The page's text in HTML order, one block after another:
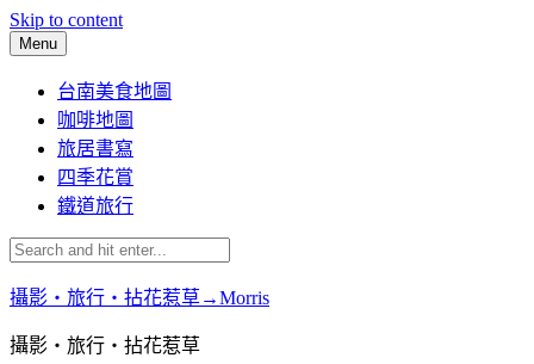
Skip to content
Menu
台南美食地圖
咖啡地圖
旅居書寫
四季花賞
鐵道旅行
攝影‧旅行‧拈花惹草→Morris
攝影‧旅行‧拈花惹草